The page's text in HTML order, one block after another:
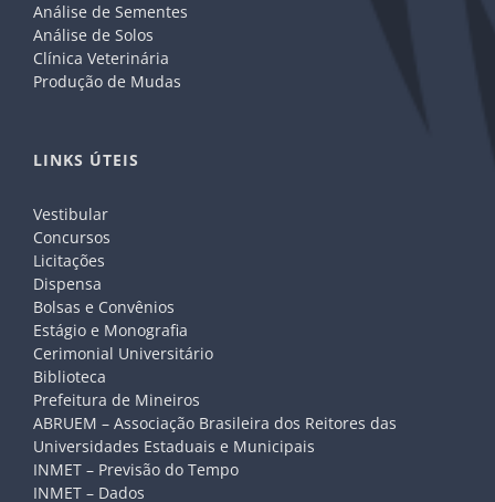
Análise de Sementes
Análise de Solos
Clínica Veterinária
Produção de Mudas
LINKS ÚTEIS
Vestibular
Concursos
Licitações
Dispensa
Bolsas e Convênios
Estágio e Monografia
Cerimonial Universitário
Biblioteca
Prefeitura de Mineiros
ABRUEM – Associação Brasileira dos Reitores das
Universidades Estaduais e Municipais
INMET – Previsão do Tempo
INMET – Dados